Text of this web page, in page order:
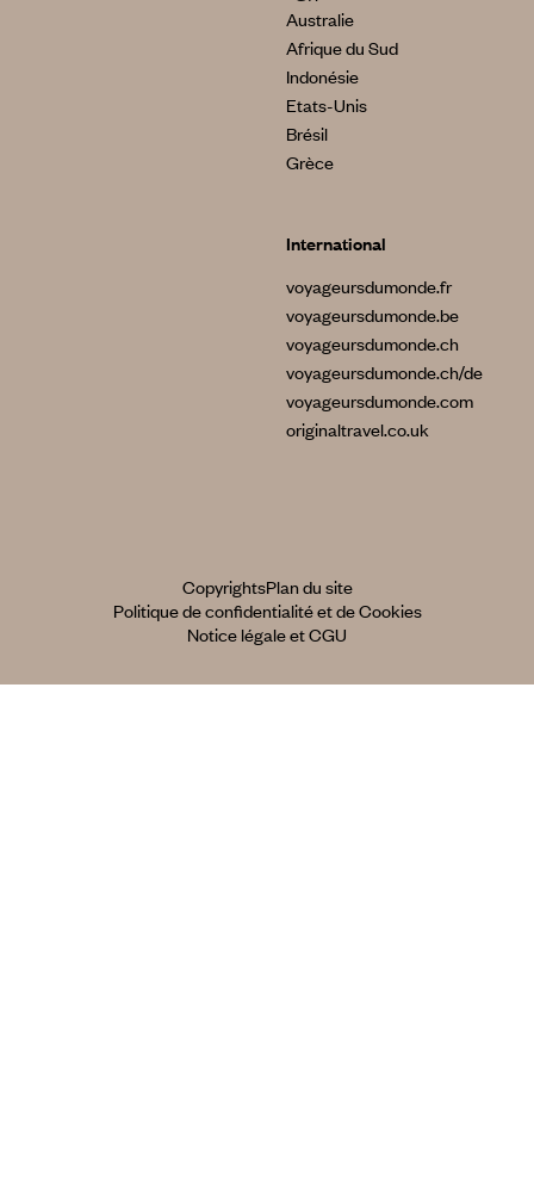
Australie
Afrique du Sud
Indonésie
Etats-Unis
Brésil
Grèce
International
voyageursdumonde.fr
voyageursdumonde.be
voyageursdumonde.ch
voyageursdumonde.ch/de
voyageursdumonde.com
originaltravel.co.uk
CopyrightsPlan du site
Politique de confidentialité et de Cookies
Notice légale et CGU